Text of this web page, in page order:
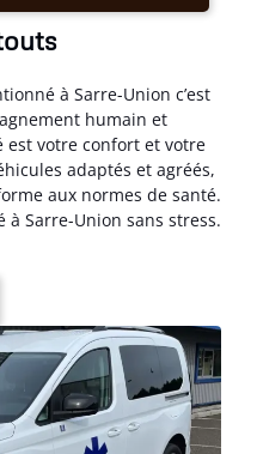
à Sarre-Union c’est
humain et
votre confort et votre
adaptés et agréés,
aux normes de santé.
à Sarre-Union sans stress.